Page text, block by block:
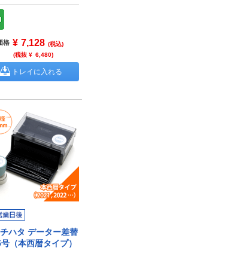
格 ¥ 7,128 (税込)
(税抜 ¥ 6,480)
トレイに入れる
ハタ データー差替
（本西暦タイプ）